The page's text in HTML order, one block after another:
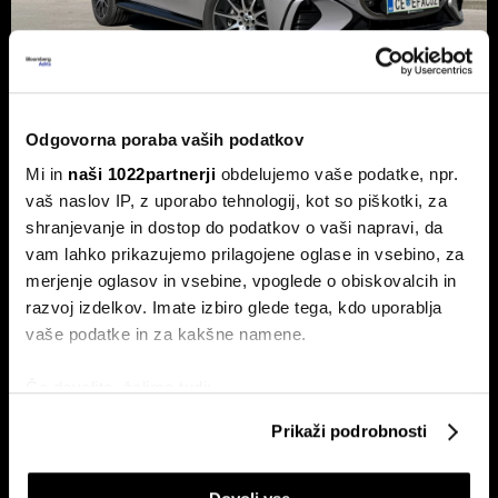
Odgovorna poraba vaših podatkov
Mi in naši 1022partnerji obdelujemo vaše podatke, npr.
vaš naslov IP, z uporabo tehnologij, kot so piškotki, za
shranjevanje in dostop do podatkov o vaši napravi, da
vam lahko prikazujemo prilagojene oglase in vsebino, za
merjenje oglasov in vsebine, vpoglede o obiskovalcih in
razvoj izdelkov. Imate izbiro glede tega, kdo uporablja
vaše podatke in za kakšne namene.
Identificirati napravo z aktivnim preverjanjem
Prikaži podrobnosti
Novi mercedes-benz GLC: Tvegana
elektrifikacija luksuza ali genialni
preboj?
Petična znamka iz Stuttgarta z elektrificirano uspešnico
napoveduje oster obrat v smeri pogonske alternative.